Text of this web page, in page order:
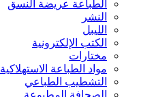
الطباعة عريضة النسق
النشر
الليبل
الكتب الإلكترونية
مختارات
مواد الطباعة الاستهلاكية
التشطيب الطباعي
الصحافة المطبوعة